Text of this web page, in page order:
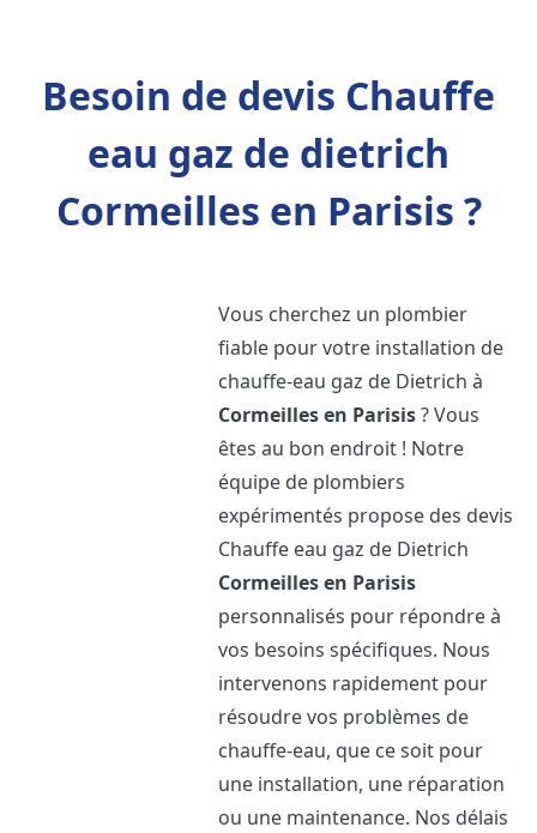
Besoin de devis Chauffe
eau gaz de dietrich
Cormeilles en Parisis ?
Vous cherchez un plombier
fiable pour votre installation de
chauffe-eau gaz de Dietrich à
Cormeilles en Parisis? Vous
êtes au bon endroit ! Notre
équipe de plombiers
expérimentés propose des devis
Chauffe eau gaz de Dietrich
Cormeilles en Parisis
personnalisés pour répondre à
vos besoins spécifiques. Nous
intervenons rapidement pour
résoudre vos problèmes de
chauffe-eau, que ce soit pour
une installation, une réparation
ou une maintenance. Nos délais